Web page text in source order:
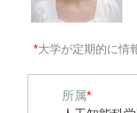
*大学が定期的に情
所属*